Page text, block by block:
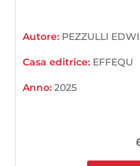
Autore: PEZZULLI
Casa editrice: EFFEQU
Anno:2025